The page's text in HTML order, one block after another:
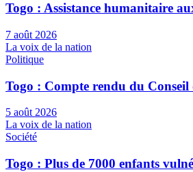
Togo : Assistance humanitaire
7 août 2026
La voix de la nation
Politique
Togo : Compte rendu du
5 août 2026
La voix de la nation
Société
Togo : Plus de 7000 enfants